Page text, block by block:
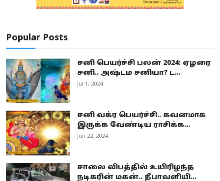
Popular Posts
சனி பெயர்ச்சி பலன் 2024: ஏழரை
சனி.. அஷ்டம சனியா? ட...
Jul 1, 2024
சனி வக்ர பெயர்ச்சி.. கவனமாக
இருக்க வேண்டிய ராசிக்க...
Jun 22, 2024
சாலை விபத்தில் உயிரிழந்த
நடிகரின் மகன்.. தீபாவளியி...